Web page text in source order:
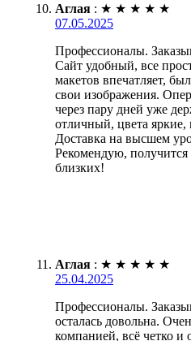
Аглая : ★ ★ ★ ★ ★
07.05.2025
Профессионалы.
Сайт удобный, все
макетов впечатляет,
свои изображения.
через пару дней уже
отличный, цвета яркие,
Доставка на высшем
Рекомендую, получится
близких!
Аглая : ★ ★ ★ ★ ★
25.04.2025
Профессионалы.
осталась довольна.
компанией, всё четко и